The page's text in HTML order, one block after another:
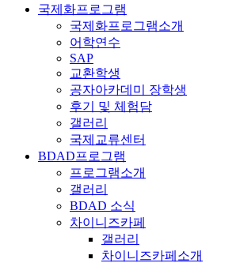
국제화프로그램
국제화프로그램소개
어학연수
SAP
교환학생
공자아카데미 장학생
후기 및 체험담
갤러리
국제교류센터
BDAD프로그램
프로그램소개
갤러리
BDAD 소식
차이니즈카페
갤러리
차이니즈카페소개